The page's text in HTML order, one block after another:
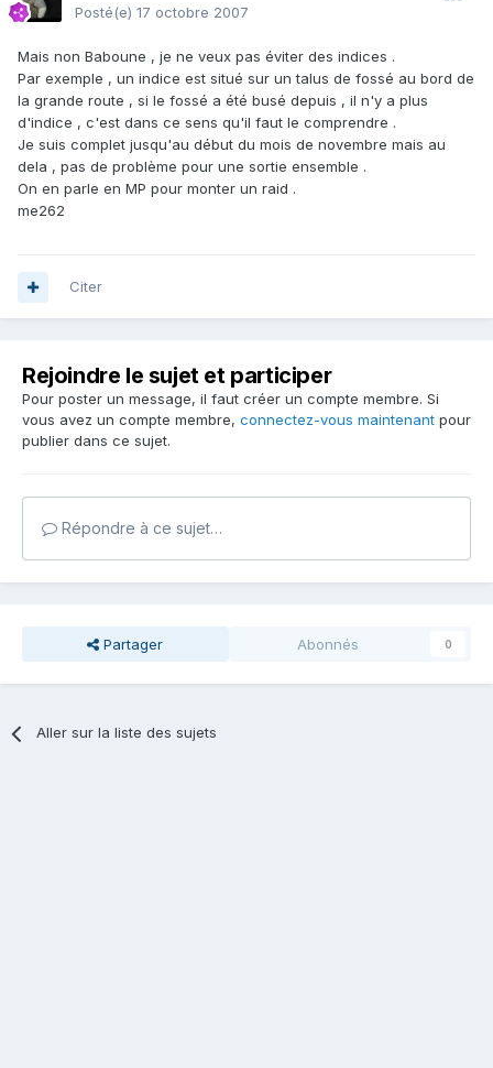
Posté(e) 17 octobre 2007
Mais non Baboune , je ne veux pas éviter des indices .
Par exemple , un indice est situé sur un talus de fossé au bord de
la grande route , si le fossé a été busé depuis , il n'y a plus
d'indice , c'est dans ce sens qu'il faut le comprendre .
Je suis complet jusqu'au début du mois de novembre mais au
dela , pas de problème pour une sortie ensemble .
On en parle en MP pour monter un raid .
me262
Citer
Rejoindre le sujet et participer
Pour poster un message, il faut créer un compte membre. Si
vous avez un compte membre, connectez-vous maintenant pour
publier dans ce sujet.
Répondre à ce sujet…
Partager Abonnés 0
Aller sur la liste des sujets